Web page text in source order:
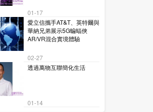
01-17
愛立信攜手AT&T、英特爾與
華納兄弟展示5G蝙蝠俠
AR/VR混合實境體驗
02-27
透過萬物互聯簡化生活
01-14